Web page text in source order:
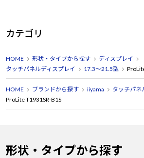
カテゴリ
HOME 形状・タイプから探す
ディスプレイ
タッチパネルディスプレイ
17.3～21.5型
HOME ブランドから探す iiyama タッチパネ
ProLite T1931SR-B1S
形状・タイプから探す